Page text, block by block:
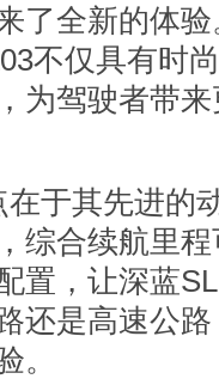
了全新的体
不仅具有时
为驾驶者带
于其先进的
综合续航里
置，让深蓝
还是高速公
。